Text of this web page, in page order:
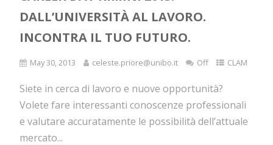
DALL’UNIVERSITÀ AL LAVORO.
INCONTRA IL TUO FUTURO.
May 30, 2013 celeste.priore@unibo.it Off CLAM
Siete in cerca di lavoro e nuove opportunità?
Volete fare interessanti conoscenze professionali
e valutare accuratamente le possibilità dell’attuale
mercato...